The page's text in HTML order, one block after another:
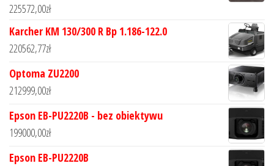
225572,00zł
Karcher KM 130/300 R Bp 1.186-122.0
220562,77zł
Optoma ZU2200
212999,00zł
Epson EB-PU2220B - bez obiektywu
199000,00zł
Epson EB-PU2220B